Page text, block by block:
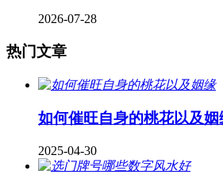
2026-07-28
热门文章
如何催旺自身的桃花以及姻
2025-04-30